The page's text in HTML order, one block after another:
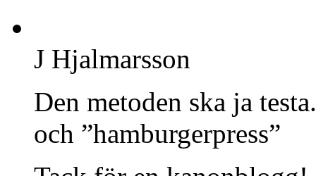
J Hjalmarsson
Den metoden ska ja
och ”hamburgerpress”